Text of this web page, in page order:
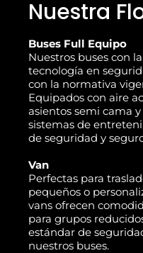
Nuestra
Buses Full Equipo
Nuestros buses con
tecnología en
con la normativa
Equipados con aire
asientos semi cama
sistemas de
de seguridad y
Van
Perfectas para
pequeños o
vans ofrecen
para grupos
estándar de
nuestros buses.